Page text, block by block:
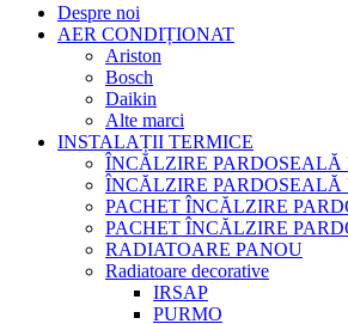
Despre noi
AER CONDIȚIONAT
Ariston
Bosch
Daikin
Alte marci
INSTALAȚII TERMICE
ÎNCĂLZIRE PARDOSEALĂ
ÎNCĂLZIRE PARDOSEALĂ
PACHET ÎNCĂLZIRE
PACHET ÎNCĂLZIRE
RADIATOARE PANOU
Radiatoare decorative
IRSAP
PURMO